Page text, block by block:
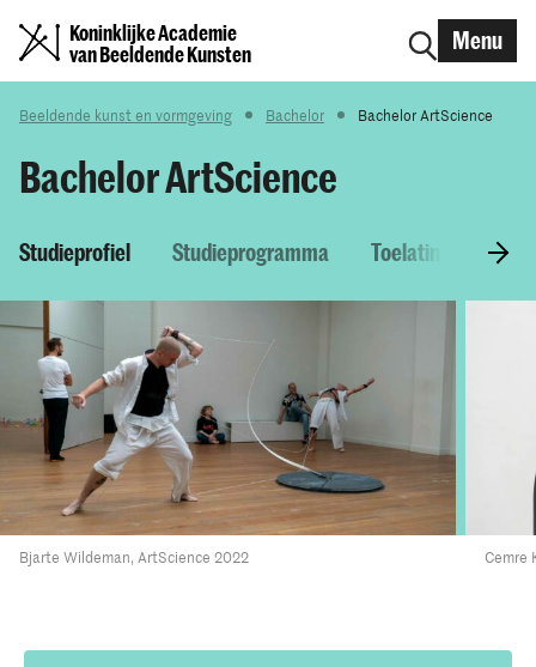
Koninklijke Academie
van Beeldende Kunsten
Menu
Beeldende kunst en vormgeving Bachelor Bachelor ArtScience
Bachelor ArtScience
Studieprofiel Studieprogramma Toelatingseisen
Bjarte Wildeman, ArtScience 2022 Cemre